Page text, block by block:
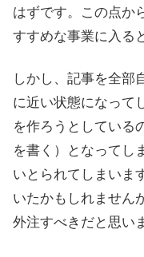
はずです。この点か
すすめな事業に入る
しかし、記事を全部
に近い状態になって
を作ろうとしている
を書く）となってし
いとられてしまいま
いたかもしれません
外注すべきだと思い